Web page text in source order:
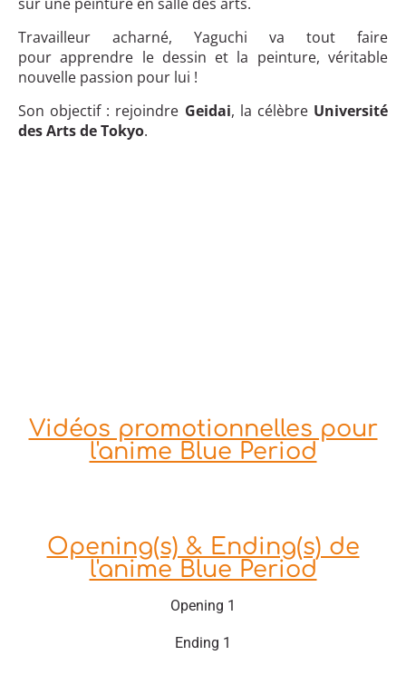
Travailleur acharné, Yaguchi va tout faire
pour apprendre le dessin et la peinture, véritable
nouvelle passion pour lui !
Son objectif : rejoindre Geidai, la célèbre Université
des Arts de Tokyo.
Vidéos promotionnelles pour
l'anime Blue Period
Opening(s) & Ending(s) de
l'anime Blue Period
Opening 1
Ending 1